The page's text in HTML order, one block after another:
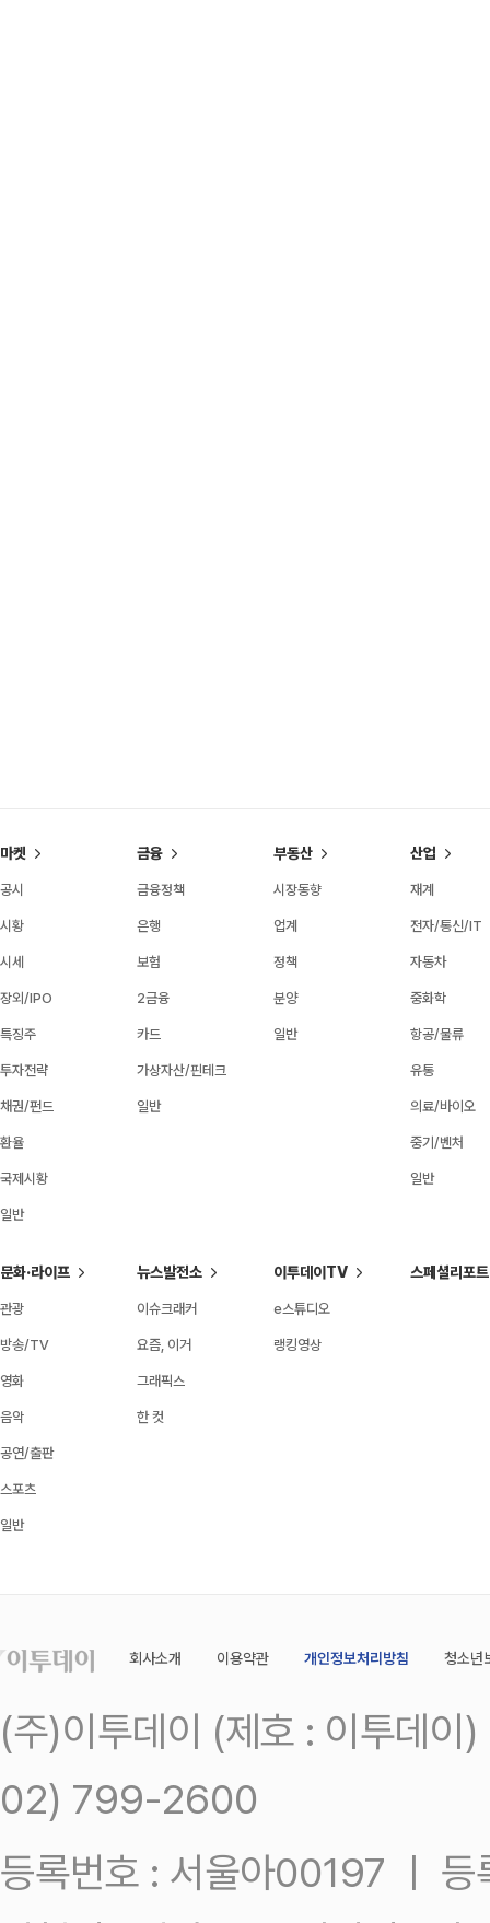
마켓
공시
시황
시세
장외/IPO
특징주
투자전략
채권/펀드
환율
국제시황
일반
금융
금융정책
은행
보험
2금융
카드
가상자산/핀테크
일반
부동산
시장동향
업계
정책
분양
일반
산업
재계
전자/통신/IT
자동차
중화학
항공/물류
유통
의료/바이오
중기/벤처
일반
문화·라이프
관광
방송/TV
영화
음악
공연/출판
스포츠
일반
뉴스발전소
이슈크래커
요즘, 이거
그래픽스
한 컷
이투데이TV
e스튜디오
랭킹영상
스페셜리포트
회사소개 이용약관 개인정보처리방침 청소년
(주)이투데이 (제호 : 이투데
02) 799-2600
등록번호 : 서울아00197 ㅣ